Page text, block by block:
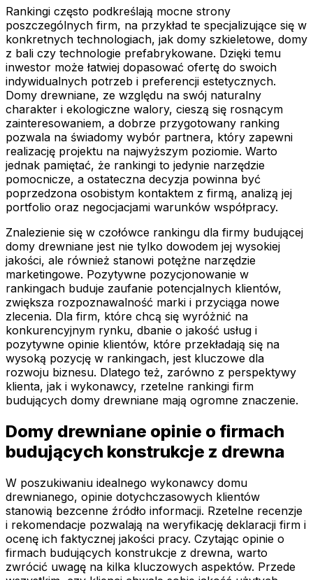
Rankingi często podkreślają mocne strony
poszczególnych firm, na przykład te specjalizujące się w
konkretnych technologiach, jak domy szkieletowe, domy
z bali czy technologie prefabrykowane. Dzięki temu
inwestor może łatwiej dopasować ofertę do swoich
indywidualnych potrzeb i preferencji estetycznych.
Domy drewniane, ze względu na swój naturalny
charakter i ekologiczne walory, cieszą się rosnącym
zainteresowaniem, a dobrze przygotowany ranking
pozwala na świadomy wybór partnera, który zapewni
realizację projektu na najwyższym poziomie. Warto
jednak pamiętać, że rankingi to jedynie narzędzie
pomocnicze, a ostateczna decyzja powinna być
poprzedzona osobistym kontaktem z firmą, analizą jej
portfolio oraz negocjacjami warunków współpracy.
Znalezienie się w czołówce rankingu dla firmy budującej
domy drewniane jest nie tylko dowodem jej wysokiej
jakości, ale również stanowi potężne narzędzie
marketingowe. Pozytywne pozycjonowanie w
rankingach buduje zaufanie potencjalnych klientów,
zwiększa rozpoznawalność marki i przyciąga nowe
zlecenia. Dla firm, które chcą się wyróżnić na
konkurencyjnym rynku, dbanie o jakość usług i
pozytywne opinie klientów, które przekładają się na
wysoką pozycję w rankingach, jest kluczowe dla
rozwoju biznesu. Dlatego też, zarówno z perspektywy
klienta, jak i wykonawcy, rzetelne rankingi firm
budujących domy drewniane mają ogromne znaczenie.
Domy drewniane opinie o firmach
budujących konstrukcje z drewna
W poszukiwaniu idealnego wykonawcy domu
drewnianego, opinie dotychczasowych klientów
stanowią bezcenne źródło informacji. Rzetelne recenzje
i rekomendacje pozwalają na weryfikację deklaracji firm i
ocenę ich faktycznej jakości pracy. Czytając opinie o
firmach budujących konstrukcje z drewna, warto
zwrócić uwagę na kilka kluczowych aspektów. Przede